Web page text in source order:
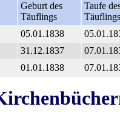
Geburt des
Täuflings
Taufe
Täuflings
05.01.1838
31.12.1837
01.01.1838